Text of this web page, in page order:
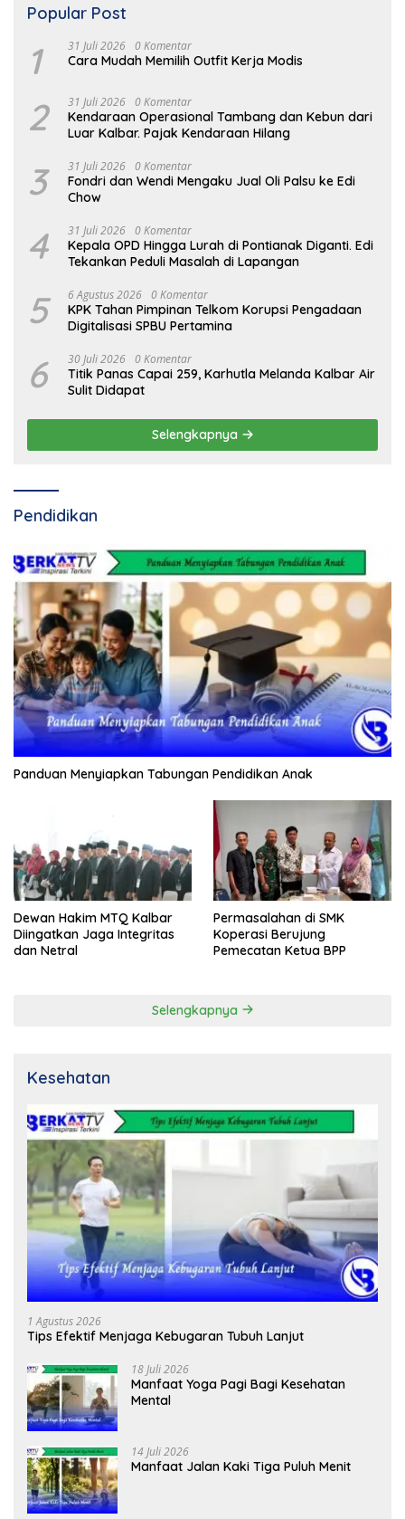
Popular Post
1 31 Juli 2026 0 Komentar
Cara Mudah Memilih Outfit Kerja Modis
2 31 Juli 2026 0 Komentar
Kendaraan Operasional Tambang dan Kebun dari
Luar Kalbar. Pajak Kendaraan Hilang
3 31 Juli 2026 0 Komentar
Fondri dan Wendi Mengaku Jual Oli Palsu ke Edi
Chow
4 31 Juli 2026 0 Komentar
Kepala OPD Hingga Lurah di Pontianak Diganti. Edi
Tekankan Peduli Masalah di Lapangan
5 6 Agustus 2026 0 Komentar
KPK Tahan Pimpinan Telkom Korupsi Pengadaan
Digitalisasi SPBU Pertamina
6 30 Juli 2026 0 Komentar
Titik Panas Capai 259, Karhutla Melanda Kalbar Air
Sulit Didapat
Selengkapnya
Pendidikan
Panduan Menyiapkan Tabungan Pendidikan Anak
Dewan Hakim MTQ Kalbar
Diingatkan Jaga Integritas
dan Netral
Permasalahan di SMK
Koperasi Berujung
Pemecatan Ketua BPP
Selengkapnya
Kesehatan
1 Agustus 2026
Tips Efektif Menjaga Kebugaran Tubuh Lanjut
18 Juli 2026
Manfaat Yoga Pagi Bagi Kesehatan
Mental
14 Juli 2026
Manfaat Jalan Kaki Tiga Puluh Menit